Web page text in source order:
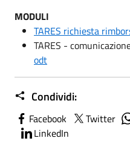
MODULI
TARES richiesta
TARES -
odt
Condividi:
Facebook Twitter
LinkedIn